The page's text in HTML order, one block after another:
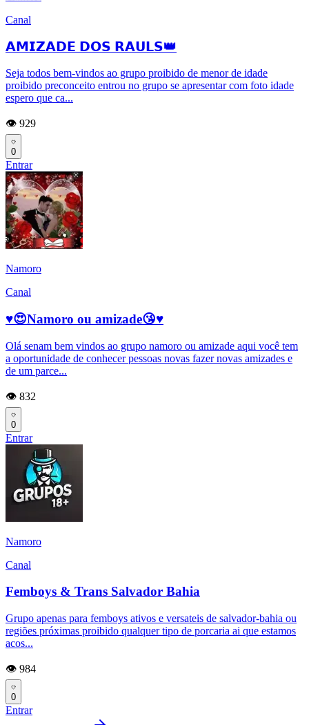
Canal
𝗔𝗠𝗜𝗭𝗔𝗗𝗘 𝗗𝗢𝗦 𝗥𝗔𝗨𝗟𝗦👑
Seja todos bem-vindos ao grupo proibido de menor de idade
proibido preconceito entrou no grupo se apresentar com foto idade
espero que ca...
👁️ 929
0
Entrar
Namoro
Canal
♥️😍Namoro ou amizade😘♥️
Olá senam bem vindos ao grupo namoro ou amizade aqui você tem
a oportunidade de conhecer pessoas novas fazer novas amizades e
de um parce...
👁️ 832
0
Entrar
Namoro
Canal
Femboys & Trans Salvador Bahia
Grupo apenas para femboys ativos e versateis de salvador-bahia ou
regiões próximas proibido qualquer tipo de porcaria ai que estamos
acos...
👁️ 984
0
Entrar